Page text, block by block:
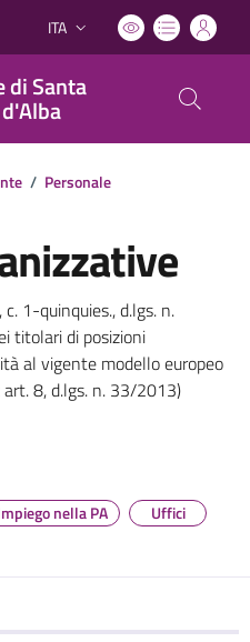
Lingua attiva:
ITA
di Santa
/ Personale
1-quinquies., d.lgs. n.
titolari di posizioni
al vigente modello europeo
art. 8, d.lgs. n. 33/2013)
nella PA Uffici